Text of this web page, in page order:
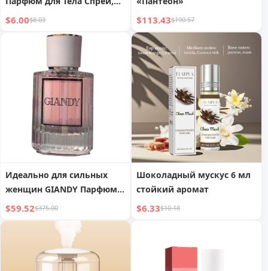
Свежий и Приятный
Очаровательный Аромат
$6.00$8.03 $113.43$190.57
Идеально для сильных
женщин GIANDY Парфюм -
SENSATION
$59.52$375.00
Шоколадный мускус 6 мл
стойкий аромат
$6.33$10.18